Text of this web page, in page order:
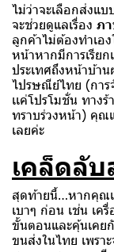
ไม่ว่าจะเลือกส่งแ
จะช่วยดูแลเรื่อง ภ
ลูกค้าไม่ต้องทำเอ
หน้าหากมีการเรีย
ประเทศถึงหน้าบ้า
ไปรษณีย์ไทย (การ
เเค่โปรโมชั่น ทาง
ทราบร่วงหน้า) คุณ
เลยค่ะ
เคล็ดลั
สุดท้ายนี้…หากคุณเ
เบาๆ ก่อน เช่น เค
ขั้นตอนและคุ้นเคย
ขนส่งในไทย เพร